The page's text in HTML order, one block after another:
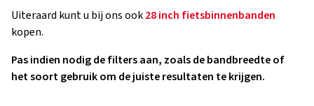
Uiteraard kunt u bij ons ook28 inch fietsbinnenbanden
kopen.
Pas indien nodig de filters aan, zoals de bandbreedte of
het soort gebruik om de juiste resultaten te krijgen.